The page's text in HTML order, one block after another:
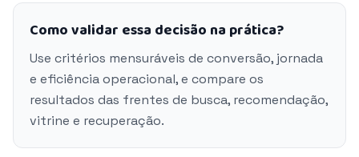
Como validar essa decisão na prática?
Use critérios mensuráveis de conversão, jornada
e eficiência operacional, e compare os
resultados das frentes de busca, recomendação,
vitrine e recuperação.